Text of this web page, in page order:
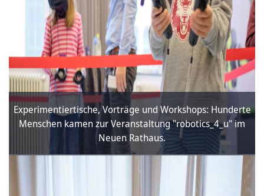
Experimentiertische, Vorträge und Workshops: Hunderte
Menschen kamen zur Veranstaltung "robotics_4_u" im
Neuen Rathaus.